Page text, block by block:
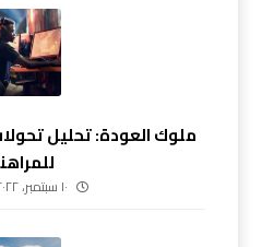
ملوك العودة: تحليل
١٠ سبتمبر، ٢٠٢٢